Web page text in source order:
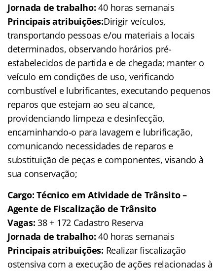
Jornada de trabalho: 40 horas semanais
Principais atribuições:Dirigir veículos,
transportando pessoas e/ou materiais a locais
determinados, observando horários pré-
estabelecidos de partida e de chegada; manter o
veículo em condições de uso, verificando
combustível e lubrificantes, executando pequenos
reparos que estejam ao seu alcance,
providenciando limpeza e desinfecção,
encaminhando-o para lavagem e lubrificação,
comunicando necessidades de reparos e
substituição de peças e componentes, visando à
sua conservação;
Cargo: Técnico em Atividade de Trânsito –
Agente de Fiscalização de Trânsito
Vagas: 38 + 172 Cadastro Reserva
Jornada de trabalho: 40 horas semanais
Principais atribuições: Realizar fiscalização
ostensiva com a execução de ações relacionadas à